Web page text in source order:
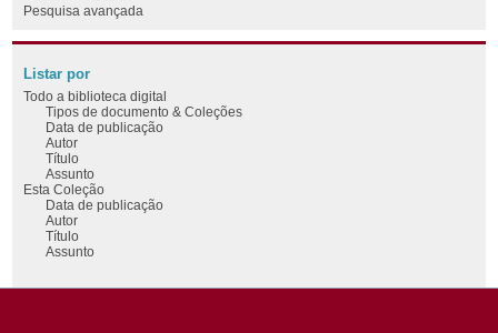
Pesquisa avançada
Listar por
Todo a biblioteca digital
Tipos de documento & Coleções
Data de publicação
Autor
Título
Assunto
Esta Coleção
Data de publicação
Autor
Título
Assunto